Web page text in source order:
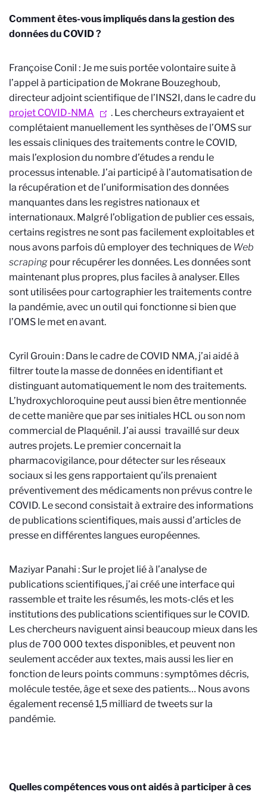
Comment êtes-vous impliqués dans la gestion des
données du COVID ?
Françoise Conil : Je me suis portée volontaire suite à
l’appel à participation de Mokrane Bouzeghoub,
directeur adjoint scientifique de l’INS2I, dans le cadre du
projet COVID-NMA
. Les chercheurs extrayaient et
complétaient manuellement les synthèses de l’OMS sur
les essais cliniques des traitements contre le COVID,
mais l’explosion du nombre d’études a rendu le
processus intenable. J’ai participé à l’automatisation de
la récupération et de l’uniformisation des données
manquantes dans les registres nationaux et
internationaux. Malgré l’obligation de publier ces essais,
certains registres ne sont pas facilement exploitables et
nous avons parfois dû employer des techniques de Web
scraping pour récupérer les données. Les données sont
maintenant plus propres, plus faciles à analyser. Elles
sont utilisées pour cartographier les traitements contre
la pandémie, avec un outil qui fonctionne si bien que
l’OMS le met en avant.
Cyril Grouin : Dans le cadre de COVID NMA, j’ai aidé à
filtrer toute la masse de données en identifiant et
distinguant automatiquement le nom des traitements.
L’hydroxychloroquine peut aussi bien être mentionnée
de cette manière que par ses initiales HCL ou son nom
commercial de Plaquénil. J’ai aussi travaillé sur deux
autres projets. Le premier concernait la
pharmacovigilance, pour détecter sur les réseaux
sociaux si les gens rapportaient qu’ils prenaient
préventivement des médicaments non prévus contre le
COVID. Le second consistait à extraire des informations
de publications scientifiques, mais aussi d’articles de
presse en différentes langues européennes.
Maziyar Panahi : Sur le projet lié à l’analyse de
publications scientifiques, j’ai créé une interface qui
rassemble et traite les résumés, les mots-clés et les
institutions des publications scientifiques sur le COVID.
Les chercheurs naviguent ainsi beaucoup mieux dans les
plus de 700 000 textes disponibles, et peuvent non
seulement accéder aux textes, mais aussi les lier en
fonction de leurs points communs : symptômes décris,
molécule testée, âge et sexe des patients… Nous avons
également recensé 1,5 milliard de tweets sur la
pandémie.
Quelles compétences vous ont aidés à participer à ces